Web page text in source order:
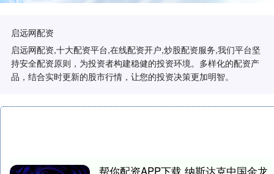
启远网配资
启远网配资,十大配资平台,在线配资开户,炒股配资服务,我们平台坚
持安全配资原则，为投资者构建稳健的投资环境。多样化的配资产
品，结合实时更新的股市行情，让您的投资决策更加明智。